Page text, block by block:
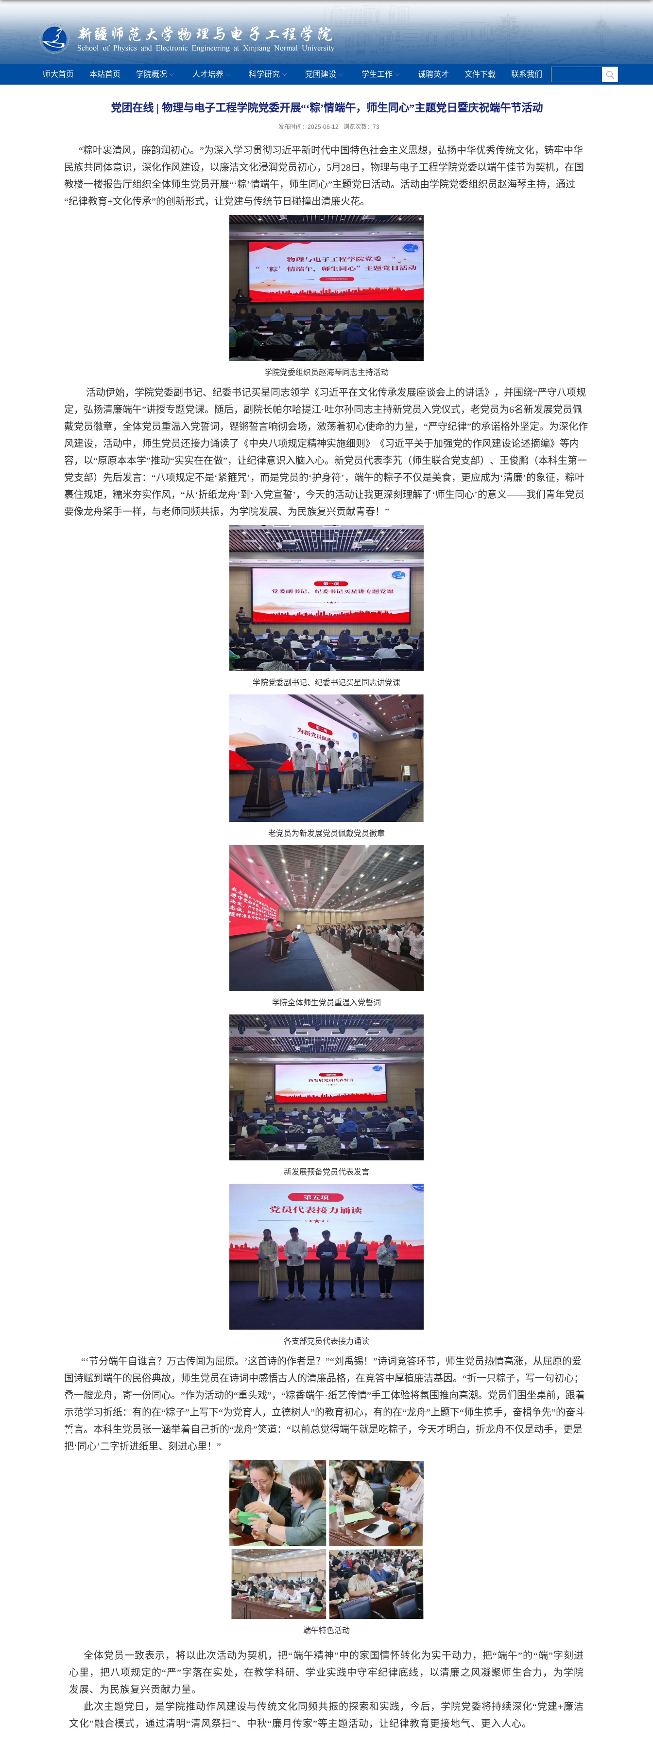
师大首页 本站首页 学院概况 人才培养 科学研究 党团建设 学生工作 诚聘英才 文件下载 联系我们
党团在线 | 物理与电子工程学院党委开展“‘粽’情端午，师生同心”主题党日暨庆祝端午节活动
发布时间：2025-06-12 浏览次数： 73
“粽叶裹清风，廉韵润初心。”为深入学习贯彻习近平新时代中国特色社会主义思想，弘扬中华优秀传统文化，铸牢中华
民族共同体意识，深化作风建设，以廉洁文化浸润党员初心，5月28日，物理与电子工程学院党委以端午佳节为契机，在国
教楼一楼报告厅组织全体师生党员开展“‘粽’情端午，师生同心”主题党日活动。活动由学院党委组织员赵海琴主持，通过
“纪律教育+文化传承”的创新形式，让党建与传统节日碰撞出清廉火花。
学院党委组织员赵海琴同志主持活动
活动伊始，学院党委副书记、纪委书记买星同志领学《习近平在文化传承发展座谈会上的讲话》，并围绕“严守八项规
定，弘扬清廉端午”讲授专题党课。随后，副院长帕尔哈提江·吐尔孙同志主持新党员入党仪式，老党员为6名新发展党员佩
戴党员徽章，全体党员重温入党誓词，铿锵誓言响彻会场，激荡着初心使命的力量，“严守纪律”的承诺格外坚定。为深化作
风建设，活动中，师生党员还接力诵读了《中央八项规定精神实施细则》《习近平关于加强党的作风建设论述摘编》等内
容，以“原原本本学”推动“实实在在做”，让纪律意识入脑入心。新党员代表李艽（师生联合党支部）、王俊鹏（本科生第一
党支部）先后发言：“八项规定不是‘紧箍咒’，而是党员的‘护身符’，端午的粽子不仅是美食，更应成为‘清廉’的象征，粽叶
裹住规矩，糯米夯实作风，“从‘折纸龙舟’到‘入党宣誓’，今天的活动让我更深刻理解了‘师生同心’的意义——我们青年党员
要像龙舟桨手一样，与老师同频共振，为学院发展、为民族复兴贡献青春！”
学院党委副书记、纪委书记买星同志讲党课
老党员为新发展党员佩戴党员徽章
学院全体师生党员重温入党誓词
新发展预备党员代表发言
各支部党员代表接力诵读
“‘节分端午自谁言？万古传闻为屈原。’这首诗的作者是？”“刘禹锡！”诗词竞答环节，师生党员热情高涨，从屈原的爱
国诗赋到端午的民俗典故，师生党员在诗词中感悟古人的清廉品格，在竞答中厚植廉洁基因。“折一只粽子，写一句初心；
叠一艘龙舟，寄一份同心。”作为活动的“重头戏”，“粽香端午·纸艺传情”手工体验将氛围推向高潮。党员们围坐桌前，跟着
示范学习折纸：有的在“粽子”上写下“为党育人，立德树人”的教育初心，有的在“龙舟”上题下“师生携手，奋楫争先”的奋斗
誓言。本科生党员张一涵举着自己折的“龙舟”笑道：“以前总觉得端午就是吃粽子，今天才明白，折龙舟不仅是动手，更是
把‘同心’二字折进纸里、刻进心里！”
端午特色活动
全体党员一致表示，将以此次活动为契机，把“端午精神”中的家国情怀转化为实干动力，把“端午”的“端”字刻进
心里，把八项规定的“严”字落在实处，在教学科研、学业实践中守牢纪律底线，以清廉之风凝聚师生合力，为学院
发展、为民族复兴贡献力量。
此次主题党日，是学院推动作风建设与传统文化同频共振的探索和实践，今后，学院党委将持续深化“党建+廉洁
文化”融合模式，通过清明“清风祭扫”、中秋“廉月传家”等主题活动，让纪律教育更接地气、更入人心。